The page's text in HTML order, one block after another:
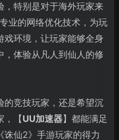
，特别是对于海外玩家来
业的网络优化技术，为玩
戏环境，让玩家能够全身
，体验从凡人到仙人的修
的竞技玩家，还是希望沉
，【UU加速器】都能满足
诛仙2》手游玩家的得力